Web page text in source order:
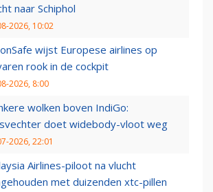
naar Schiphol
2026, 10:02
wijst Europese airlines op
rook in de cockpit
2026, 8:00
wolken boven IndiGo:
doet widebody-vloot weg
2026, 22:01
Airlines-piloot na vlucht
met duizenden xtc-pillen